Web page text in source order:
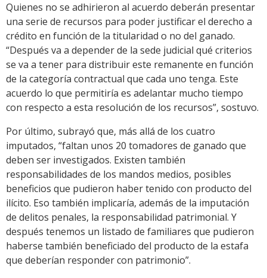
Quienes no se adhirieron al acuerdo deberán presentar
una serie de recursos para poder justificar el derecho a
crédito en función de la titularidad o no del ganado.
“Después va a depender de la sede judicial qué criterios
se va a tener para distribuir este remanente en función
de la categoría contractual que cada uno tenga. Este
acuerdo lo que permitiría es adelantar mucho tiempo
con respecto a esta resolución de los recursos”, sostuvo.
Por último, subrayó que, más allá de los cuatro
imputados, “faltan unos 20 tomadores de ganado que
deben ser investigados. Existen también
responsabilidades de los mandos medios, posibles
beneficios que pudieron haber tenido con producto del
ilícito. Eso también implicaría, además de la imputación
de delitos penales, la responsabilidad patrimonial. Y
después tenemos un listado de familiares que pudieron
haberse también beneficiado del producto de la estafa
que deberían responder con patrimonio”.